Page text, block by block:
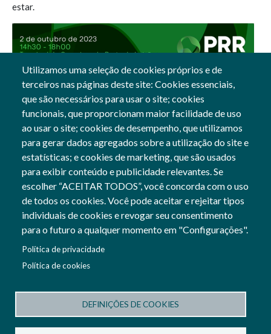
estar.
04 Oct, 2023
Gerais
Siga-nos
Utilizamos uma seleção de cookies próprios e de
terceiros nas páginas deste site: Cookies essenciais,
que são necessários para usar o site; cookies
funcionais, que proporcionam maior facilidade de uso
ao usar o site; cookies de desempenho, que utilizamos
para gerar dados agregados sobre a utilização do site e
estatísticas; e cookies de marketing, que são usados
para exibir conteúdo e publicidade relevantes. Se
escolher “ACEITAR TODOS”, você concorda com o uso
de todos os cookies. Você pode aceitar e rejeitar tipos
individuais de cookies e revogar seu consentimento
para o futuro a qualquer momento em "Configurações".
Política de privacidade
Política de cookies
DEFINIÇÕES DE COOKIES
Social Networks
Cofinanciado por:
Imagem
Imagem